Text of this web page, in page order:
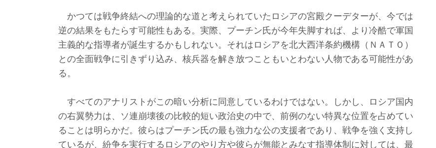
かつては戦争終結への理論的な道と考えられていたロシアの宮殿クーデターが、今では
逆の結果をもたらす可能性もある。実際、プーチン氏が今年失脚すれば、より冷酷で軍国
主義的な指導者が誕生するかもしれない。それはロシアを北大西洋条約機構（ＮＡＴＯ）
との全面戦争に引きずり込み、核兵器を解き放つこともいとわない人物である可能性があ
る。
すべてのアナリストがこの暗い分析に同意しているわけではない。しかし、ロシア国内
の右翼勢力は、ソ連崩壊後の比較的短い政治史の中で、前例のない特異な位置を占めてい
ることは明らかだ。彼らはプーチン氏の最も強力な公の支援者であり、戦争を強く支持し
ているが、紛争を実行するロシアのやり方や彼らが無能とみなす指導体制に対しては、最